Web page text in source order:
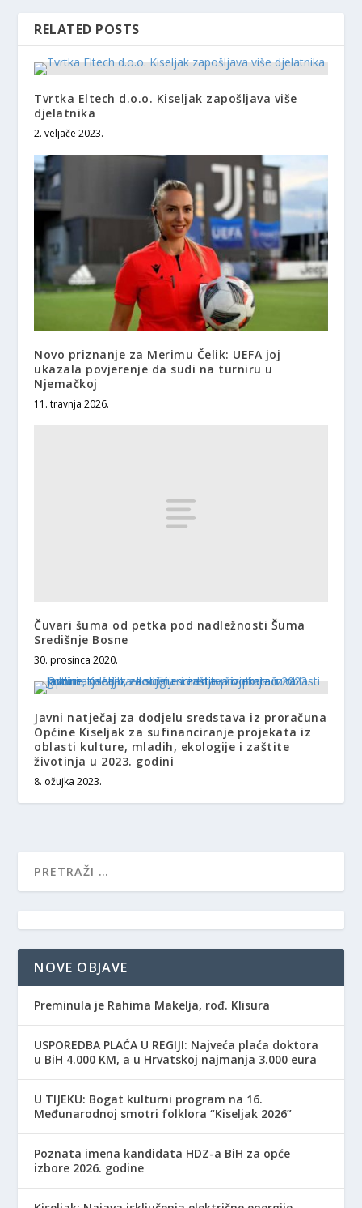
RELATED POSTS
Tvrtka Eltech d.o.o. Kiseljak zapošljava više
djelatnika
2. veljače 2023.
Novo priznanje za Merimu Čelik: UEFA joj
ukazala povjerenje da sudi na turniru u
Njemačkoj
11. travnja 2026.
Čuvari šuma od petka pod nadležnosti Šuma
Središnje Bosne
30. prosinca 2020.
Javni natječaj za dodjelu sredstava iz proračuna
Općine Kiseljak za sufinanciranje projekata iz
oblasti kulture, mladih, ekologije i zaštite
životinja u 2023. godini
8. ožujka 2023.
NOVE OBJAVE
Preminula je Rahima Makelja, rođ. Klisura
USPOREDBA PLAĆA U REGIJI: Najveća plaća doktora
u BiH 4.000 KM, a u Hrvatskoj najmanja 3.000 eura
​U TIJEKU: Bogat kulturni program na 16.
Međunarodnoj smotri folklora “Kiseljak 2026”
Poznata imena kandidata HDZ-a BiH za opće
izbore 2026. godine